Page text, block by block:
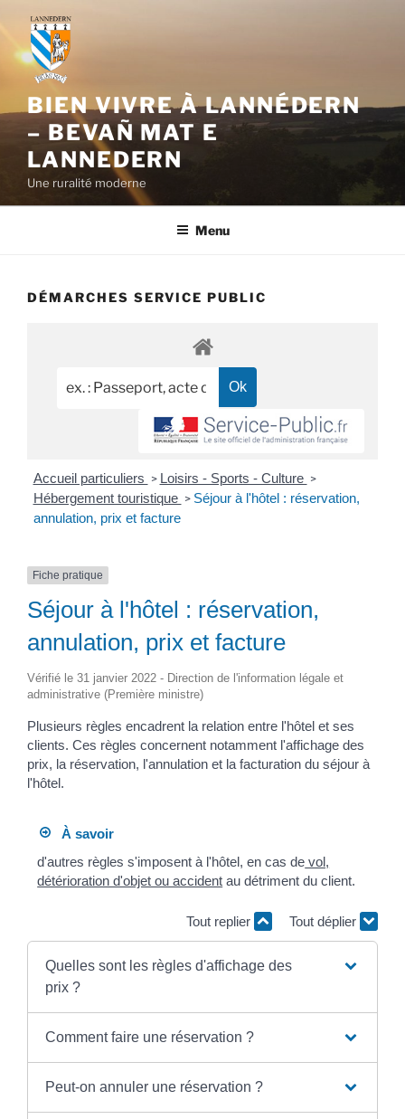
contenu
principal
BIEN VIVRE À LANNÉDERN
– BEVAÑ MAT E
LANNEDERN
Une ruralité moderne
Menu
DÉMARCHES SERVICE PUBLIC
Accueil particuliers > Loisirs - Sports - Culture >
Hébergement touristique > Séjour à l'hôtel : réservation,
annulation, prix et facture
Fiche pratique
Séjour à l'hôtel : réservation,
annulation, prix et facture
Vérifié le 31 janvier 2022 - Direction de l'information légale et
administrative (Première ministre)
Plusieurs règles encadrent la relation entre l'hôtel et ses
clients. Ces règles concernent notamment l'affichage des
prix, la réservation, l'annulation et la facturation du séjour à
l'hôtel.
À savoir
d'autres règles s'imposent à l'hôtel, en cas de vol,
détérioration d'objet ou accident au détriment du client.
Tout replier Tout déplier
Quelles sont les règles d'affichage des
prix ?
Comment faire une réservation ?
Peut-on annuler une réservation ?